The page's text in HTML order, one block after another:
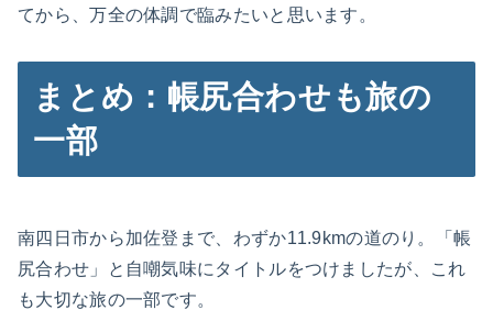
てから、万全の体調で臨みたいと思います。
まとめ：帳尻合わせも旅の
一部
南四日市から加佐登まで、わずか11.9kmの道のり。「帳
尻合わせ」と自嘲気味にタイトルをつけましたが、これ
も大切な旅の一部です。